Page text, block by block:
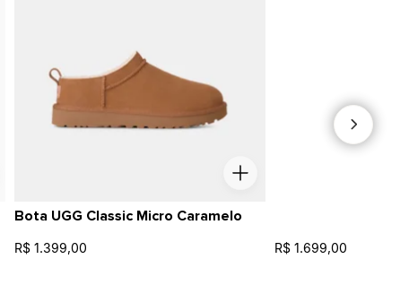
Bota UGG Classic Micro Caramelo
R$ 1.399,00 R$ 1.699,00